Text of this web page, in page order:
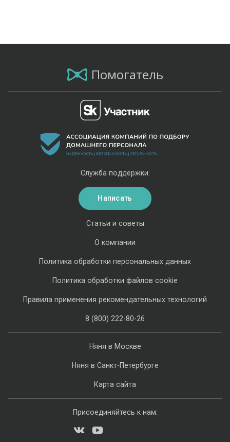
Помогатель
Няня в Москве
Няня в Санкт-Петербурге
Карта сайта
Статьи и советы
О компании
Политика обработки персональных данных
Политика обработки файлов cookie
Правила применения рекомендательных технологий
8 (800) 222-80-26
Служба поддержки:
Написать
Присоединяйтесь к нам: